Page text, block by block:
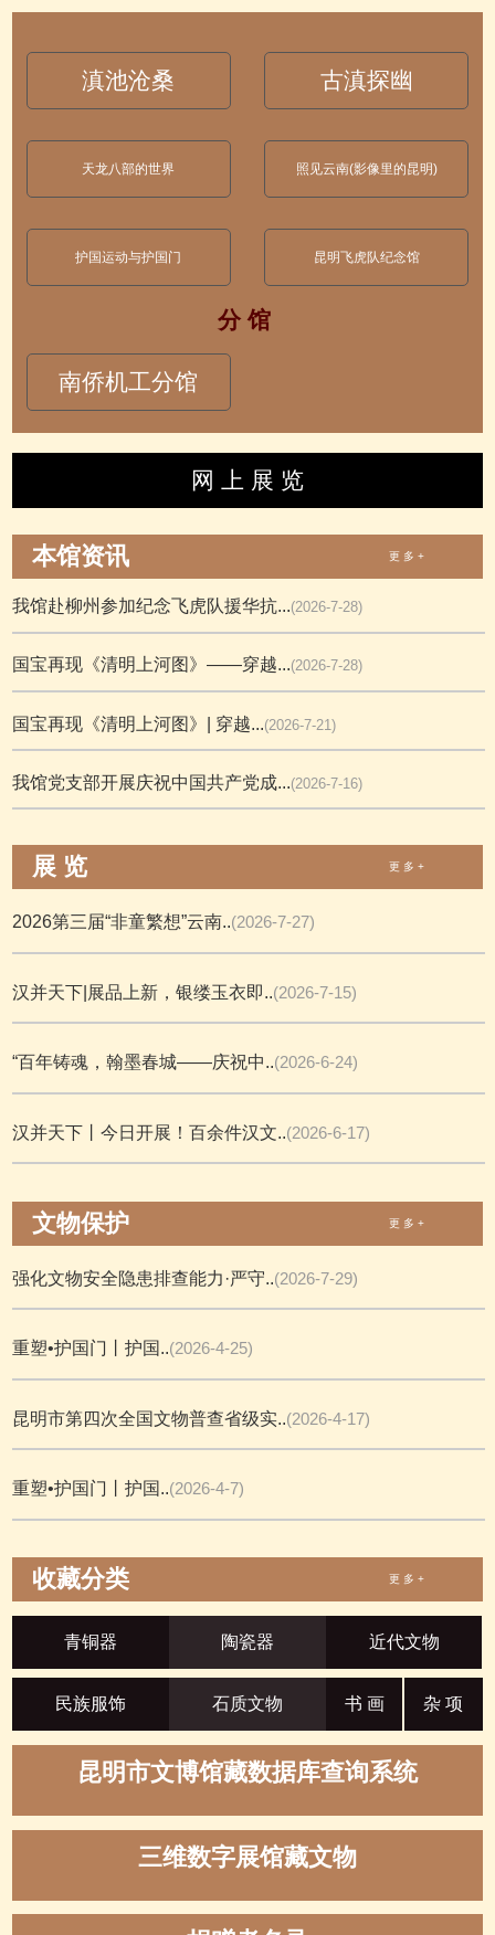
滇池沧桑 古滇探幽
天龙八部的世界 照见云南(影像里的昆明)
护国运动与护国门 昆明飞虎队纪念馆
分 馆
南侨机工分馆
网 上 展 览
本馆资讯 更 多 +
我馆赴柳州参加纪念飞虎队援华抗...(2026-7-28)
国宝再现《清明上河图》——穿越...(2026-7-28)
国宝再现《清明上河图》| 穿越...(2026-7-21)
我馆党支部开展庆祝中国共产党成...(2026-7-16)
展 览 更 多 +
2026第三届“非童繁想”云南..(2026-7-27)
汉并天下|展品上新，银缕玉衣即..(2026-7-15)
“百年铸魂，翰墨春城——庆祝中..(2026-6-24)
汉并天下丨今日开展！百余件汉文..(2026-6-17)
文物保护 更 多 +
强化文物安全隐患排查能力·严守..(2026-7-29)
重塑•护国门丨护国..(2026-4-25)
昆明市第四次全国文物普查省级实..(2026-4-17)
重塑•护国门丨护国..(2026-4-7)
收藏分类 更 多 +
青铜器 陶瓷器 近代文物
民族服饰 石质文物 书 画 杂 项
昆明市文博馆藏数据库查询系统
三维数字展馆藏文物